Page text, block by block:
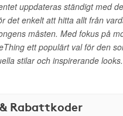
uppdateras ständigt med
det enkelt att hitta allt från
måsten. Med fokus på
ett populärt val för den
stilar och inspirerande looks.
Rabattkoder